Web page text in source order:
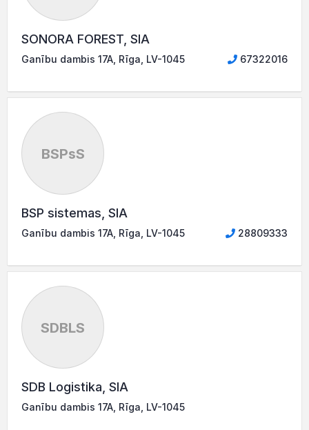
SONORA FOREST, SIA
Ganību dambis 17A, Rīga, LV-1045 67322016
BSPsS
BSP sistemas, SIA
Ganību dambis 17A, Rīga, LV-1045 28809333
SDBLS
SDB Logistika, SIA
Ganību dambis 17A, Rīga, LV-1045